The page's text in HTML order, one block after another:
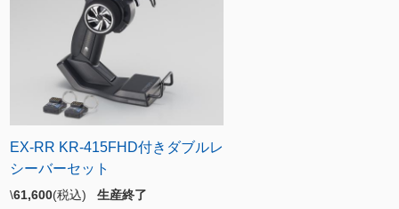
EX-RR KR-415FHD付きダブルレ
シーバーセット
\61,600(税込) 生産終了